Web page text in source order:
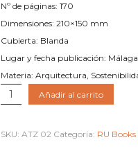
Nº de páginas: 170
Dimensiones: 210×150 mm
Cubierta: Blanda
Lugar y fecha publicación:
Materia: Arquitectura,
DOORS
of
Añadir al carrito
SKU: ATZ 02 Categoría: RU Books